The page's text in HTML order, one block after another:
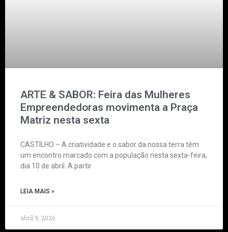
ARTE & SABOR: Feira das Mulheres
Empreendedoras movimenta a Praça
Matriz nesta sexta
CASTILHO – A criatividade e o sabor da nossa terra têm
um encontro marcado com a população nesta sexta-feira,
dia 10 de abril. A partir
LEIA MAIS »
abril 9, 2026